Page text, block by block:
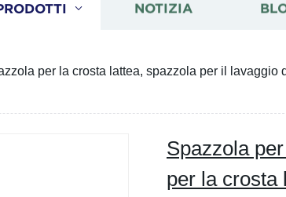
NOTIZIA
per la crosta lattea, spazzola per il
Spazzola
per la crosta